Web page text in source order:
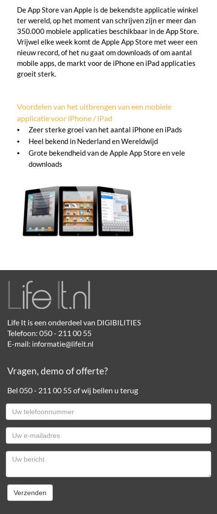
De App Store van Apple is de bekendste applicatie winkel
ter wereld, op het moment van schrijven zijn er meer dan
350.000 mobiele applicaties beschikbaar in de App Store.
Vrijwel elke week komt de Apple App Store met weer een
nieuw record, of het nu gaat om downloads of om aantal
mobile apps, de markt voor de iPhone en iPad applicaties
groeit sterk.
Voordelen van het uitbrengen van een mobiele
applicatie voor iPhone / iPad
•
Zeer sterke groei van het aantal iPhone en iPads
•
Heel bekend in Nederland en Wereldwijd
•
Grote bekendheid van de Apple App Store en vele
downloads
Life It is een onderdeel van DIGIBILITIES
Telefoon: 050 - 211 00 55
E-mail: informatie@lifeit.nl
Vragen, demo of offerte?
Bel 050 - 211 00 55 of wij bellen u terug
mailadres
Verzenden